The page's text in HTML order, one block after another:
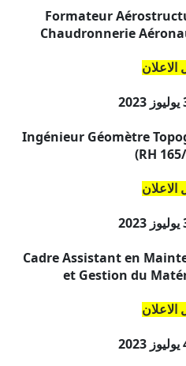
Formateur
Chaudronnerie
الاعلان
Ingénieur Géomètre
(RH
الاعلان
Cadre Assistant en
et Gestion du
الاعلان